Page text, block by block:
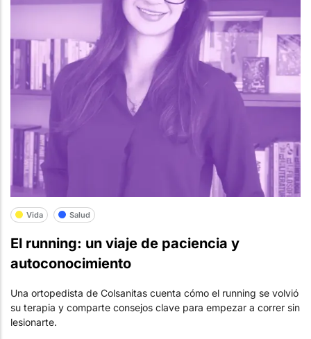
Vida Salud
El running: un viaje de paciencia y
autoconocimiento
Una ortopedista de Colsanitas cuenta cómo el running se volvió
su terapia y comparte consejos clave para empezar a correr sin
lesionarte.